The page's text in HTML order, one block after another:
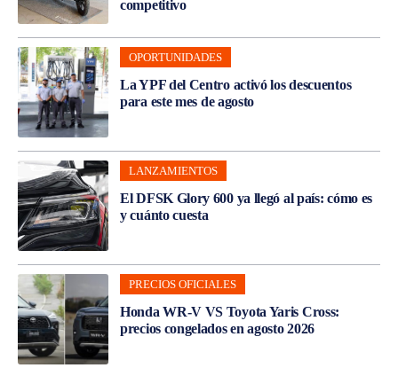
competitivo
OPORTUNIDADES
La YPF del Centro activó los descuentos
para este mes de agosto
LANZAMIENTOS
El DFSK Glory 600 ya llegó al país: cómo es
y cuánto cuesta
PRECIOS OFICIALES
Honda WR-V VS Toyota Yaris Cross:
precios congelados en agosto 2026